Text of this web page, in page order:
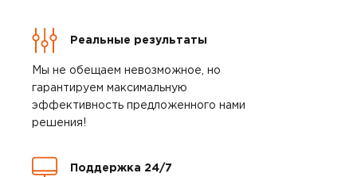
Реальные результаты
Мы не обещаем невозможное, но
гарантируем максимальную
эффективность предложенного нами
решения!
Поддержка 24/7